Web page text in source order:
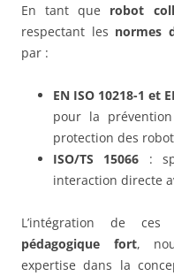
En tant que robot
respectant les normes
par :
EN ISO 10218-1 et
pour la
protection des
ISO/TS 15066 :
interaction directe
L’intégration de
pédagogique fort,
expertise dans la